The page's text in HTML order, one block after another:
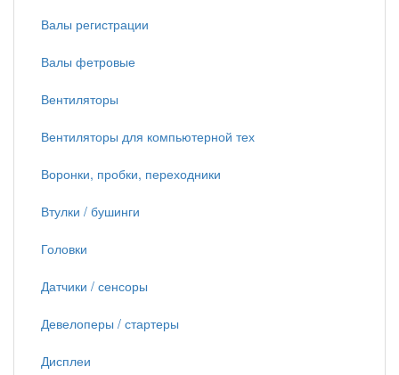
Валы регистрации
Валы фетровые
Вентиляторы
Вентиляторы для компьютерной тех
Воронки, пробки, переходники
Втулки / бушинги
Головки
Датчики / сенсоры
Девелоперы / стартеры
Дисплеи